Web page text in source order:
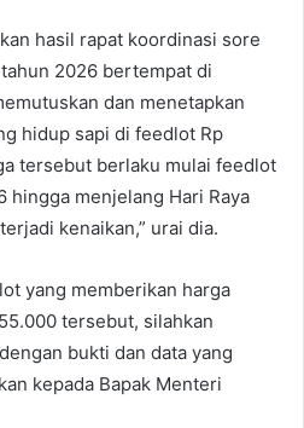
hasil rapat koordinasi sore
2026 bertempat di
dan menetapkan
hidup sapi di feedlot Rp
tersebut berlaku mulai feedlot
hingga menjelang Hari Raya
kenaikan,” urai dia.
yang memberikan harga
tersebut, silahkan
bukti dan data yang
kepada Bapak Menteri